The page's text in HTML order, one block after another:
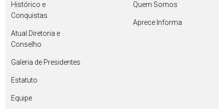
Histórico e
Conquistas
Atual Diretoria e
Conselho
Galeria de Presidentes
Estatuto
Equipe
Quem Somos
Aprece Informa